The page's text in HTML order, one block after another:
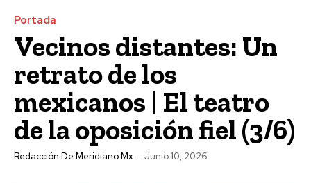
Portada
Vecinos distantes: Un
retrato de los
mexicanos | El teatro
de la oposición fiel (3/6)
Redacción De Meridiano.mx - Junio 10, 2026